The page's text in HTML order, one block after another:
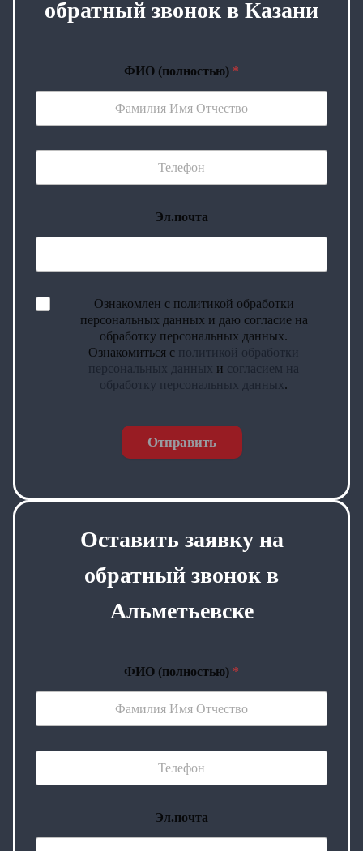
обратный звонок в Казани
ФИО (полностью) *
Эл.почта
Ознакомлен с политикой обработки
персональных данных и даю согласие на
обработку персональных данных.
Ознакомиться с политикой обработки
персональных данных и согласием на
обработку персональных данных.
Отправить
Оставить заявку на
обратный звонок в
Альметьевске
ФИО (полностью) *
Эл.почта